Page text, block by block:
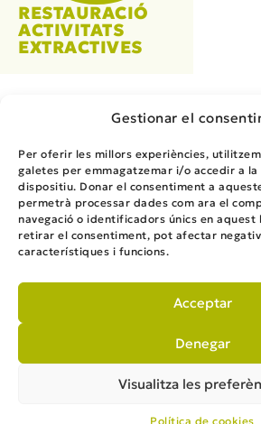
Gestionar el
Per oferir les millors experiències,
galetes per emmagatzemar i/o accedir a
dispositiu. Donar el consentiment a
permetrà processar dades com ara el
navegació o identificadors únics en aquest
retirar el consentiment, pot afectar
característiques i funcions.
Acceptar
Denegar
Visualitza les
Política de cookies
RESTAURACIÓ
ACTIVITATS
EXTRACTIVES
ENGINYERIA, MEDI
Telèfon93 876 81 37
solucions@solucions.cat
Carrer Gavarressa
08272 Sant Fruitós de
Veure Mapa
© Grup Solucions Manresa, S.L.P.U.
Política de cookies